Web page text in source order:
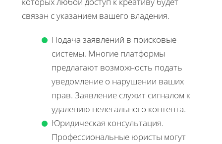
связан с указанием вашего владения.
Подача заявлений в поисковые
системы. Многие платформы
предлагают возможность подать
уведомление о нарушении ваших
прав. Заявление служит сигналом к
удалению нелегального контента.
Юридическая консультация.
Профессиональные юристы могут